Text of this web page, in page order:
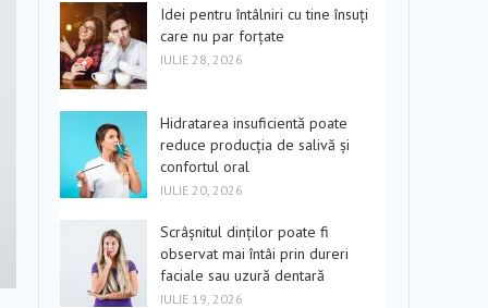
Idei pentru întâlniri cu tine însuți
care nu par forțate
IULIE 28, 2026
Hidratarea insuficientă poate
reduce producția de salivă și
confortul oral
IULIE 20, 2026
Scrâșnitul dinților poate fi
observat mai întâi prin dureri
faciale sau uzură dentară
IULIE 19, 2026